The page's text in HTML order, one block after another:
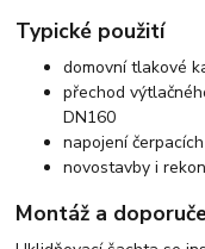
Typické použití
domovní tlakové
přechod
DN160
napojení
novostavby i
Montáž a